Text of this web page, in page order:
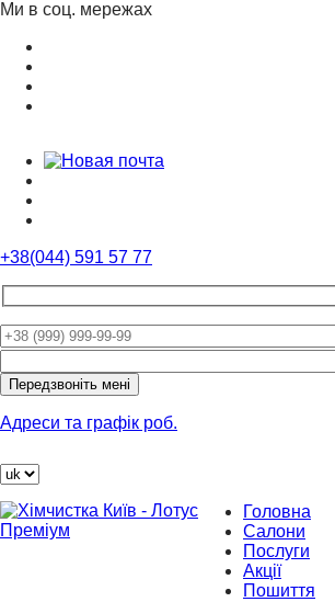
Ми в соц. мережах
+38(044) 591 57 77
leave
this
field
empty.
Адреси та графік роб.
Головна
Салони
Послуги
Акції
Пошиття